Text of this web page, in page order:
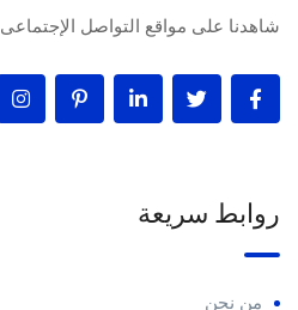
شاهدنا على مواقع التواصل الإجتماعى
روابط سريعة
من نحن